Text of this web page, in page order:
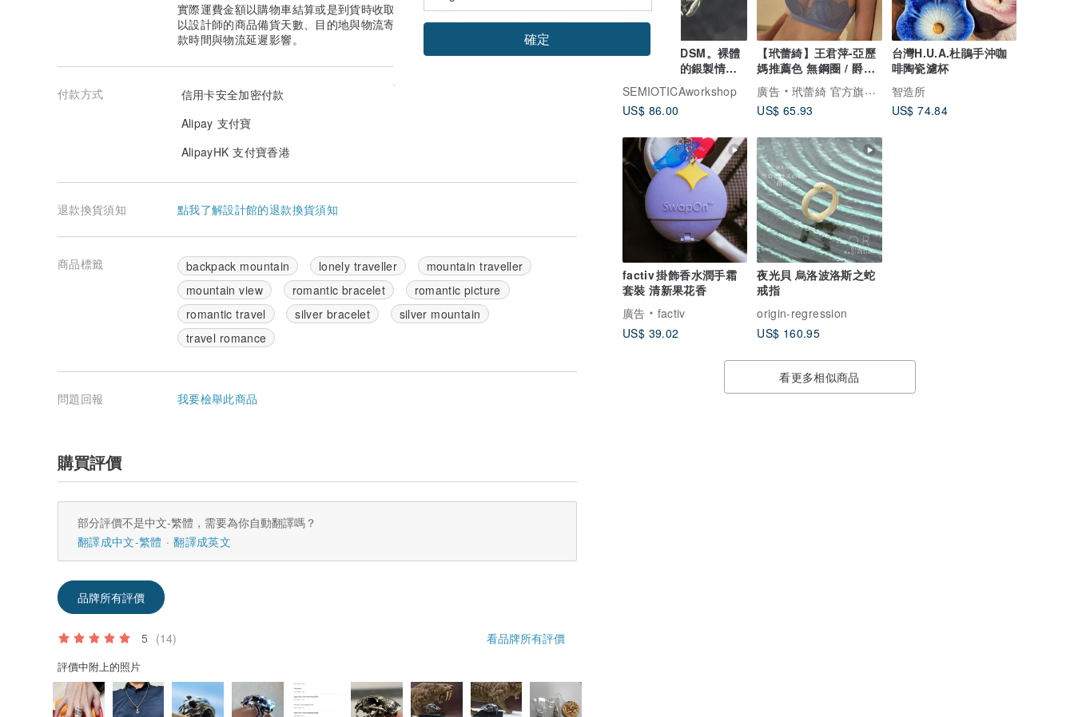
成人珠寶 BDSM。裸體
女子被綑綁的銀製情色
造型珠寶吊墜。
SEMIOTICAworkshop
US$ 86.00
【玳蕾綺】王君萍-亞歷
媽推薦色 無鋼圈 / 爵美
蕾絲兔耳杯內衣-灰
廣告
玳蕾綺 官方旗艦店
US$ 65.93
台灣H.U.A.杜鵑手沖咖
啡陶瓷濾杯
智造所
US$ 74.84
factiv 掛飾香水潤手霜
套裝 清新果花香
廣告
factiv
US$ 39.02
夜光貝 烏洛波洛斯之蛇
戒指
origin-regression
US$ 160.95
看更多相似商品
實際運費金額以購物車結算或是到貨時收取的金額為準。
以設計師的商品備貨天數、目的地與物流寄送天數估算。實際到貨日可能因付
款時間與物流延遲影響。
付款方式
信用卡安全加密付款
Alipay 支付寶
AlipayHK 支付寶香港
退款換貨須知 點我了解設計館的退款換貨須知
商品標籤 backpack mountain lonely traveller
mountain traveller
mountain view
romantic bracelet
romantic picture
romantic travel
silver bracelet
silver mountain
travel romance
問題回報 我要檢舉此商品
購買評價
部分評價不是中文-繁體，需要為你自動翻譯嗎？
翻譯成中文-繁體
翻譯成英文
品牌所有評價
5 (14) 看品牌所有評價
評價中附上的照片
確定